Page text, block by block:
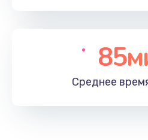
Среднее